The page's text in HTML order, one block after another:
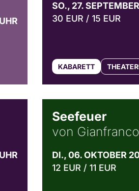
SO., 27.
30 EUR / 15 EUR
KABARETT
Seefeuer
von
DI., 06. OKTOBER
12 EUR / 11 EUR